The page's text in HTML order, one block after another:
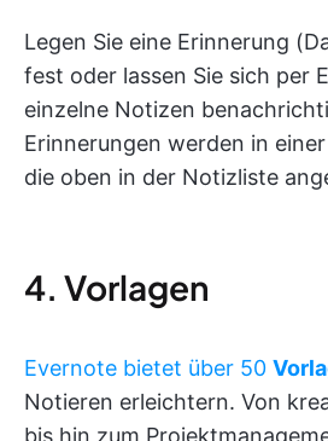
Legen Sie eine Erinnerung
fest oder lassen Sie sich per
einzelne Notizen
Erinnerungen werden in
die oben in der Notizliste
4. Vorlagen
Evernote bietet über 50
Notieren erleichtern. Von
bis hin zum